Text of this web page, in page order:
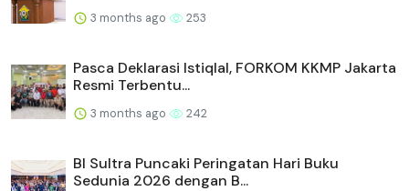
3 months ago 253
Pasca Deklarasi Istiqlal, FORKOM KKMP Jakarta
Resmi Terbentu...
3 months ago 242
BI Sultra Puncaki Peringatan Hari Buku
Sedunia 2026 dengan B...